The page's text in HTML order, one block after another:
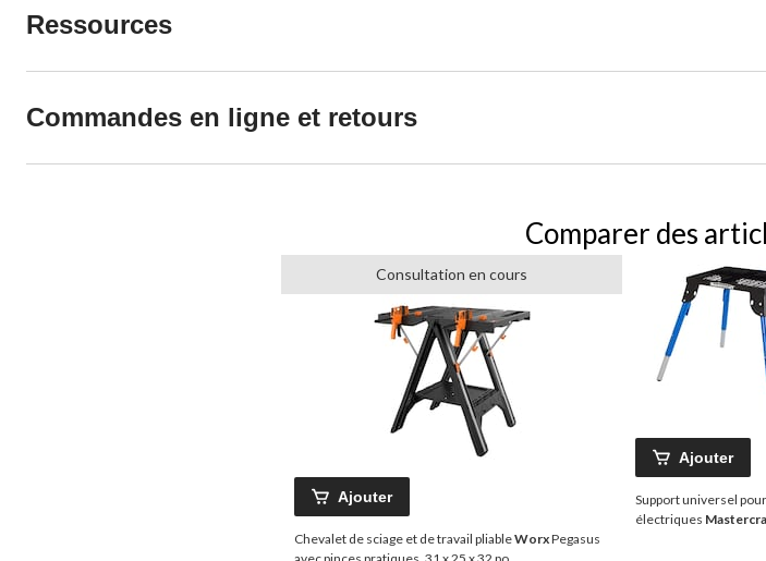
Ressources
Commandes en ligne et retours
Comparer des
Consultation en cours
Ajouter
Chevalet de sciage et de travail pliableWorxPegasus
Ajouter
Support universel
électriques